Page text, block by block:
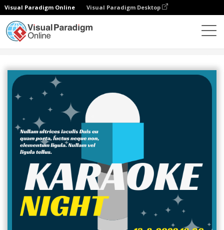
Visual Paradigm Online Visual Paradigm Desktop